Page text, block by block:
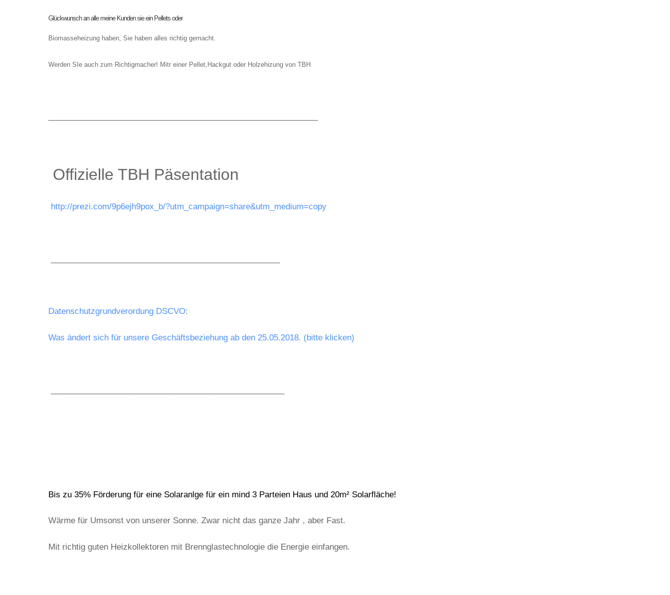
Glückwunsch an alle meine Kunden sie ein Pellets oder
Biomasseheizung haben, Sie haben alles richtig gemacht.
Werden SIe auch zum Richtigmacher! Mitr einer Pellet,Hackgut oder Holzehizung von TBH
Offizielle TBH Päsentation
http://prezi.com/9p6ejh9pox_b/?utm_campaign=share&utm_medium=copy
Datenschutzgrundverordung DSCVO:
Was ändert sich für unsere Geschäftsbeziehung ab den 25.05.2018. (bitte klicken)
Bis zu 35% Förderung für eine Solaranlge für ein mind 3 Parteien Haus und 20m² Solarfläche!
Wärme für Umsonst von unserer Sonne. Zwar nicht das ganze Jahr , aber Fast.
Mit richtig guten Heizkollektoren mit Brennglastechnologie die Energie einfangen.